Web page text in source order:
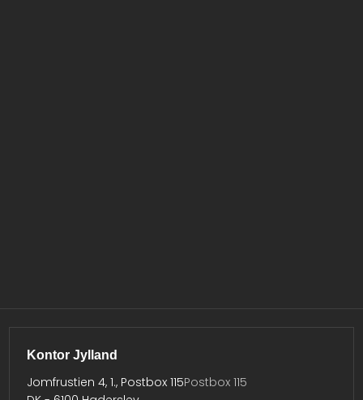
Kontor Jylland
Jomfrustien 4, 1., Postbox 115Postbox 115